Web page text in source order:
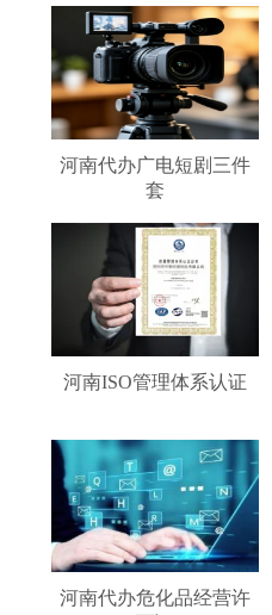
河南代办广电短剧三件
套
河南ISO管理体系认证
河南代办危化品经营许